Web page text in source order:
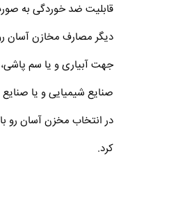
قابلیت ضد خوردگی به
دیگر مصارف مخازن آسان
جهت آبیاری و یا سم
صنایع شیمیایی و یا صنایع
در انتخاب مخزن آسان‌ رو
کرد.